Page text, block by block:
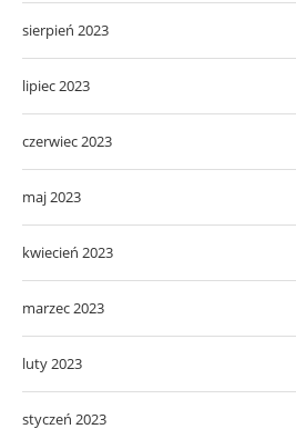
sierpień 2023
lipiec 2023
czerwiec 2023
maj 2023
kwiecień 2023
marzec 2023
luty 2023
styczeń 2023